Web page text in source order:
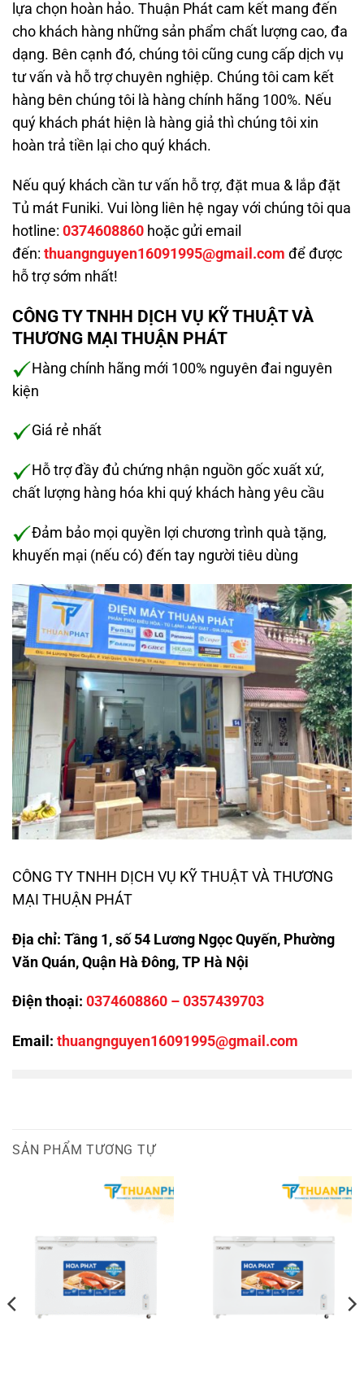
lựa chọn hoàn hảo. Thuận Phát cam kết mang đến
cho khách hàng những sản phẩm chất lượng cao, đa
dạng. Bên cạnh đó, chúng tôi cũng cung cấp dịch vụ
tư vấn và hỗ trợ chuyên nghiệp. Chúng tôi cam kết
hàng bên chúng tôi là hàng chính hãng 100%. Nếu
quý khách phát hiện là hàng giả thì chúng tôi xin
hoàn trả tiền lại cho quý khách.
Nếu quý khách cần tư vấn hỗ trợ, đặt mua & lắp đặt
Tủ mát Funiki. Vui lòng liên hệ ngay với chúng tôi qua
hotline: 0374608860 hoặc gửi email
đến: thuangnguyen16091995@gmail.com để được
hỗ trợ sớm nhất!
CÔNG TY TNHH DỊCH VỤ KỸ THUẬT VÀ
THƯƠNG MẠI THUẬN PHÁT
Hàng chính hãng mới 100% nguyên đai nguyên
kiện
Giá rẻ nhất
Hỗ trợ đầy đủ chứng nhận nguồn gốc xuất xứ,
chất lượng hàng hóa khi quý khách hàng yêu cầu
Đảm bảo mọi quyền lợi chương trình quà tặng,
khuyến mại (nếu có) đến tay người tiêu dùng
CÔNG TY TNHH DỊCH VỤ KỸ THUẬT VÀ THƯƠNG
MẠI THUẬN PHÁT
Địa chỉ: Tầng 1, số 54 Lương Ngọc Quyến, Phường
Văn Quán, Quận Hà Đông, TP Hà Nội
Điện thoại: 0374608860 – 0357439703
Email: thuangnguyen16091995@gmail.com
SẢN PHẨM TƯƠNG TỰ